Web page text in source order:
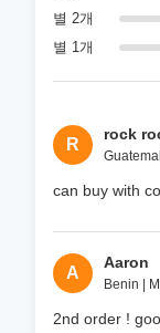
별 2개
별 1개
R
rock
can buy with
A
Aaron
Benin |
2nd order !